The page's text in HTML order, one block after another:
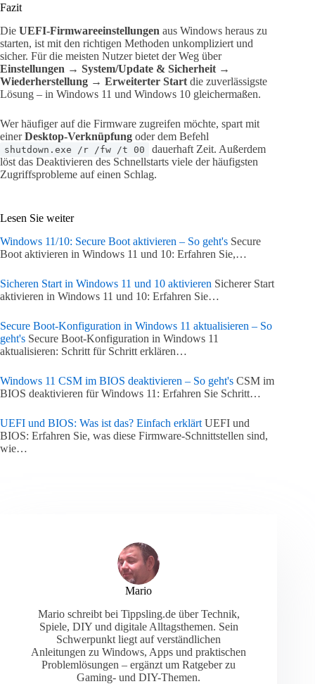
Fazit
Die UEFI-Firmwareeinstellungen aus Windows heraus zu
starten, ist mit den richtigen Methoden unkompliziert und
sicher. Für die meisten Nutzer bietet der Weg über
Einstellungen → System/Update & Sicherheit →
Wiederherstellung → Erweiterter Start die zuverlässigste
Lösung – in Windows 11 und Windows 10 gleichermaßen.
Wer häufiger auf die Firmware zugreifen möchte, spart mit
einerDesktop-Verknüpfung oder dem Befehl
shutdown.exe /r /fw /t 00
dauerhaft Zeit. Außerdem
löst das Deaktivieren des Schnellstarts viele der häufigsten
Zugriffsprobleme auf einen Schlag.
Lesen Sie weiter
Windows 11/10: Secure Boot aktivieren – So geht's Secure
Boot aktivieren in Windows 11 und 10: Erfahren Sie,…
Sicheren Start in Windows 11 und 10 aktivieren Sicherer Start
aktivieren in Windows 11 und 10: Erfahren Sie…
Secure Boot-Konfiguration in Windows 11 aktualisieren – So
geht's Secure Boot-Konfiguration in Windows 11
aktualisieren: Schritt für Schritt erklären…
Windows 11 CSM im BIOS deaktivieren – So geht's CSM im
BIOS deaktivieren für Windows 11: Erfahren Sie Schritt…
UEFI und BIOS: Was ist das? Einfach erklärt UEFI und
BIOS: Erfahren Sie, was diese Firmware-Schnittstellen sind,
wie…
Mario
Mario schreibt bei Tippsling.de über Technik,
Spiele, DIY und digitale Alltagsthemen. Sein
Schwerpunkt liegt auf verständlichen
Anleitungen zu Windows, Apps und praktischen
Problemlösungen – ergänzt um Ratgeber zu
Gaming- und DIY-Themen.